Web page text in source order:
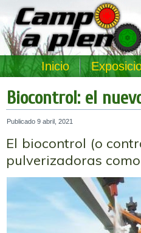
Inicio
Biocontrol: el
Publicado 9 abril, 2021
El biocontrol (o
pulverizadoras